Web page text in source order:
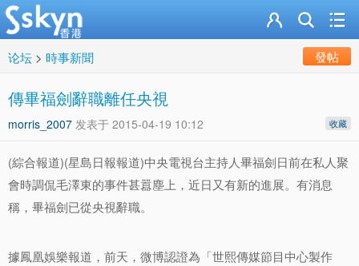
论坛 > 時事新聞 發帖
傳畢福劍辭職離任央視
收藏
morris_2007 发表于 2015-04-19 10:12
(綜合報道)(星島日報報道)中央電視台主持人畢福劍日前在私人聚
會時調侃毛澤東的事件甚囂塵上，近日又有新的進展。有消息
稱，畢福劍已從央視辭職。
據鳳凰娛樂報道，前天，微博認證為「世熙傳媒節目中心製作